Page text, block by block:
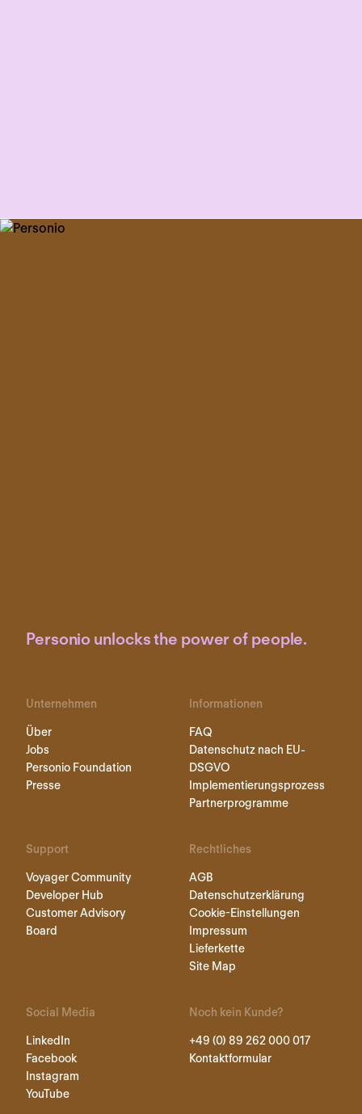
Personio unlocks the power of people.
Unternehmen
Über
Jobs
Personio Foundation
Presse
Informationen
FAQ
Datenschutz nach EU-
DSGVO
Implementierungsprozess
Partnerprogramme
Support
Voyager Community
Developer Hub
Customer Advisory
Board
Rechtliches
AGB
Datenschutzerklärung
Cookie-Einstellungen
Impressum
Lieferkette
Site Map
Social Media
LinkedIn
Facebook
Instagram
YouTube
Noch kein Kunde?
+49 (0) 89 262 000 017
Kontaktformular